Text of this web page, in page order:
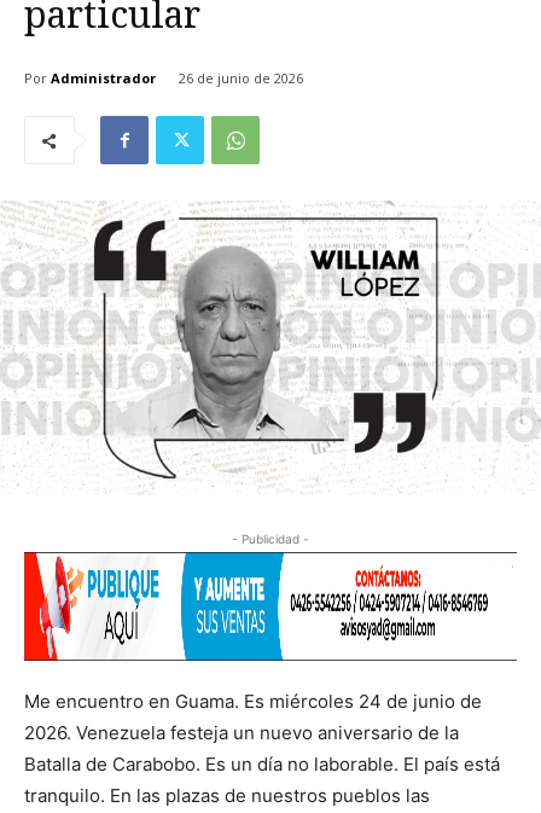
particular
Por Administrador 26 de junio de 2026
- Publicidad -
Me encuentro en Guama. Es miércoles 24 de junio de
2026. Venezuela festeja un nuevo aniversario de la
Batalla de Carabobo. Es un día no laborable. El país está
tranquilo. En las plazas de nuestros pueblos las